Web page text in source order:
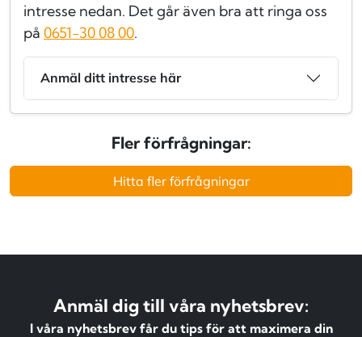
intresse nedan. Det går även bra att ringa oss
på 0651-30 08 00.
Anmäl ditt intresse här
Fler förfrågningar:
Hitta fler förfrågningar
Anmäl dig till våra nyhetsbrev:
I våra nyhetsbrev får du tips för att maximera din